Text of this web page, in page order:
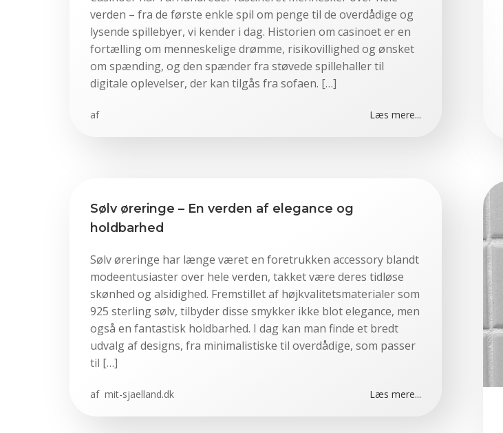
verden – fra de første enkle spil om penge til de overdådige og
lysende spillebyer, vi kender i dag. Historien om casinoet er en
fortælling om menneskelige drømme, risikovillighed og ønsket
om spænding, og den spænder fra støvede spillehaller til
digitale oplevelser, der kan tilgås fra sofaen. […]
af Læs mere...
Sølv øreringe – En verden af elegance og
holdbarhed
Sølv øreringe har længe været en foretrukken accessory blandt
modeentusiaster over hele verden, takket være deres tidløse
skønhed og alsidighed. Fremstillet af højkvalitetsmaterialer som
925 sterling sølv, tilbyder disse smykker ikke blot elegance, men
også en fantastisk holdbarhed. I dag kan man finde et bredt
udvalg af designs, fra minimalistiske til overdådige, som passer
til […]
af mit-sjaelland.dk Læs mere...